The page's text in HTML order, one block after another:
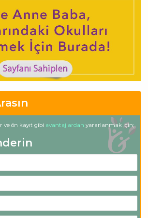
ön kayıt gibi avantajlardan yararlanmak için;